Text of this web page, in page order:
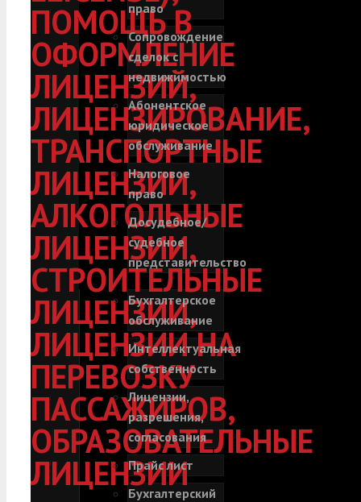
ПОМОЩЬ В
ОФОРМЛЕНИЕ
ЛИЦЕНЗИЙ,
ЛИЦЕНЗИРОВАНИЕ,
ТРАНСПОРТНЫЕ
ЛИЦЕНЗИИ,
АЛКОГОЛЬНЫЕ
ЛИЦЕНЗИИ,
СТРОИТЕЛЬНЫЕ
ЛИЦЕНЗИИ,
ЛИЦЕНЗИИ НА
ПЕРЕВОЗКУ
ПАССАЖИРОВ,
ОБРАЗОВАТЕЛЬНЫЕ
ЛИЦЕНЗИИ
право
Сопровождение
сделок с
недвижимостью
Абонентское
юридическое
обслуживание
Налоговое
право
Досудебное/
судебное
представительство
Бухгалтерское
обслуживание
Интеллектуальная
собственность
Лицензии,
разрешения,
согласования
Прайс лист
Бухгалтерский